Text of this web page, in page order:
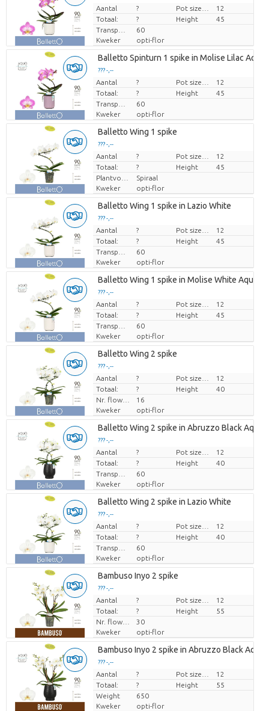
Prijs per stuk
Aantal ?
12
Totaal:
? Height
45
60
Kweker
opti-flor
Balletto Spinturn 1 spike in Molise Lilac Aquo
??? -,--
Prijs per stuk
Aantal ?
12
Totaal:
? Height
45
60
Kweker
opti-flor
Balletto Wing 1 spike
??? -,--
Prijs per stuk
Aantal ?
12
Totaal:
? Height
45
Spiraal
Kweker
opti-flor
Balletto Wing 1 spike in Lazio White
??? -,--
Prijs per stuk
Aantal ?
12
Totaal:
? Height
45
60
Kweker
opti-flor
Balletto Wing 1 spike in Molise White Aquo
??? -,--
Prijs per stuk
Aantal ?
12
Totaal:
? Height
45
60
Kweker
opti-flor
Balletto Wing 2 spike
??? -,--
Prijs per stuk
Aantal ?
12
Totaal:
? Height
40
Nr. flower/pot
16
Kweker
opti-flor
Balletto Wing 2 spike in Abruzzo Black Aquo
??? -,--
Prijs per stuk
Aantal ?
12
Totaal:
? Height
40
60
Kweker
opti-flor
Balletto Wing 2 spike in Lazio White
??? -,--
Prijs per stuk
Aantal ?
12
Totaal:
? Height
40
60
Kweker
opti-flor
Bambuso Inyo 2 spike
??? -,--
Prijs per stuk
Aantal ?
12
Totaal:
? Height
55
Nr. flower/pot
30
Kweker
opti-flor
Bambuso Inyo 2 spike in Abruzzo Black Aquo
??? -,--
Prijs per stuk
Aantal ?
12
Totaal:
? Height
55
Weight
650
Kweker
opti-flor